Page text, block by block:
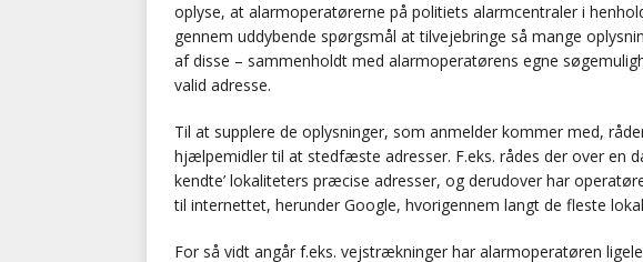
oplyse, at alarmoperatørerne på politiets alarmcentraler i
gennem uddybende spørgsmål at tilvejebringe så mange
af disse – sammenholdt med alarmoperatørens egne
valid adresse.
Til at supplere de oplysninger, som anmelder kommer med,
hjælpemidler til at stedfæste adresser. F.eks. rådes der over en
kendte’ lokaliteters præcise adresser, og derudover har
til internettet, herunder Google, hvorigennem langt de fleste
For så vidt angår f.eks. vejstrækninger har alarmoperatøren